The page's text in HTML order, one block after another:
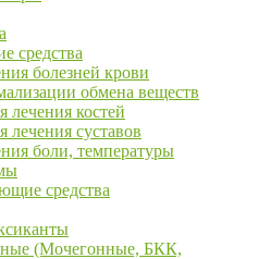
средства
болезней крови
обмена веществ
лечения костей
лечения суставов
боли, температуры
средства
(Мочегонные, БКК,